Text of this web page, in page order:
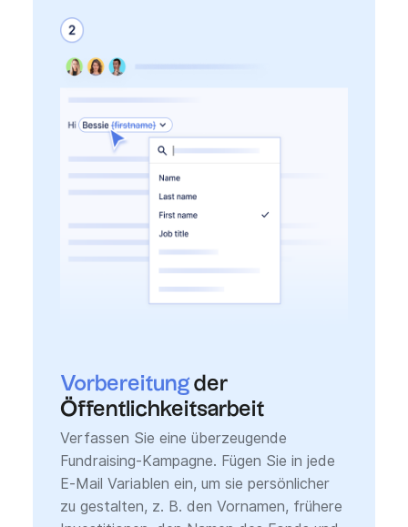
Vorbereitungder
Öffentlichkeitsarbeit
Verfassen Sie eine überzeugende
Fundraising-Kampagne. Fügen Sie in jede
E-Mail Variablen ein, um sie persönlicher
zu gestalten, z. B. den Vornamen, frühere